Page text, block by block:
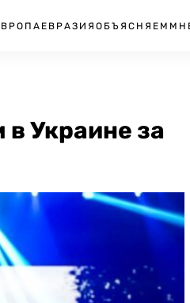
ЕВРАЗИЯ ОБЪЯСНЯЕМ
Украине за